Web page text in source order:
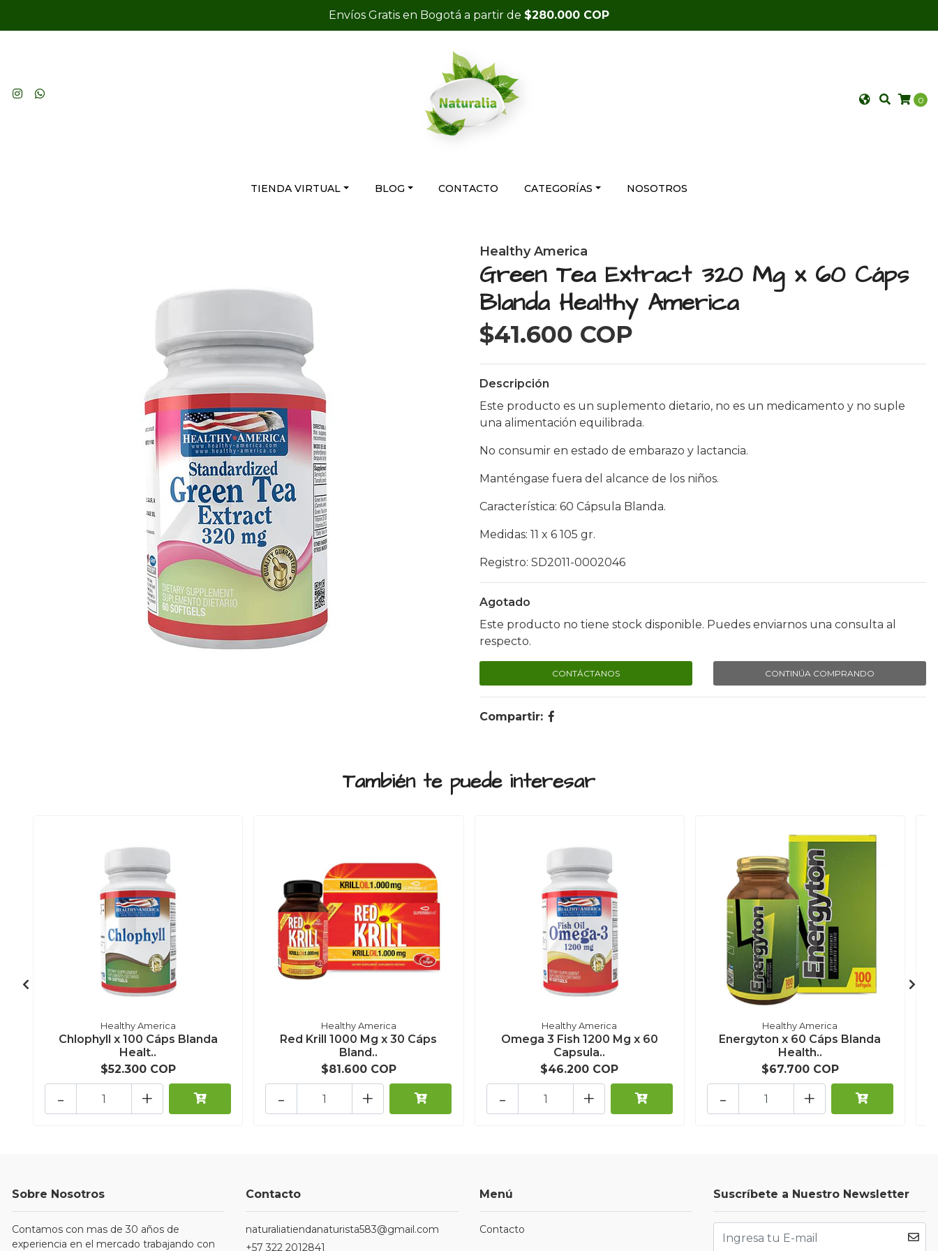
Envíos Gratis en Bogotá a partir de $280.000 COP
0
TIENDA VIRTUAL BLOG CONTACTO CATEGORÍAS NOSOTROS
Healthy America
Green Tea Extract 320 Mg x 60 Cáps
Blanda Healthy America
$41.600 COP
Descripción
Este producto es un suplemento dietario, no es un medicamento y no suple
una alimentación equilibrada.
No consumir en estado de embarazo y lactancia.
Manténgase fuera del alcance de los niños.
Característica: 60 Cápsula Blanda.
Medidas: 11 x 6 105 gr.
Registro: SD2011-0002046
Agotado
Este producto no tiene stock disponible. Puedes enviarnos una consulta al
respecto.
CONTÁCTANOS CONTINÚA COMPRANDO
Compartir:
También te puede interesar
Healthy America
Chlophyll x 100 Cáps Blanda
Healt..
$52.300 COP
+
-
Healthy America
Red Krill 1000 Mg x 30 Cáps
Bland..
$81.600 COP
+
-
Healthy America
Omega 3 Fish 1200 Mg x 60
Capsula..
$46.200 COP
+
-
Healthy America
Energyton x 60 Cáps Blanda
Health..
$67.700 COP
+
-
Sobre Nosotros
Contamos con mas de 30 años de
experiencia en el mercado trabajando con
Contacto
naturaliatiendanaturista583@gmail.com
+57 322 2012841
Menú
Contacto
Suscríbete a Nuestro Newsletter